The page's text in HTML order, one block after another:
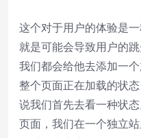
Background
Color
Window
Color
这个对于用户的体验是
就是可能会导致用户的
我们都会给他去添加一
整个页面正在加载的状
说我们首先去看一种状
页面，我们在一个独立